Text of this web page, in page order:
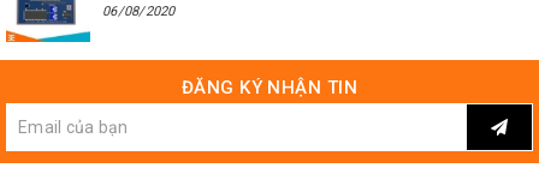
06/08/2020
ĐĂNG KÝ NHẬN TIN